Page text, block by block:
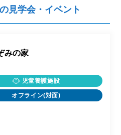
見学会・イベント
みの家
児童養護施設
オフライン(対面)